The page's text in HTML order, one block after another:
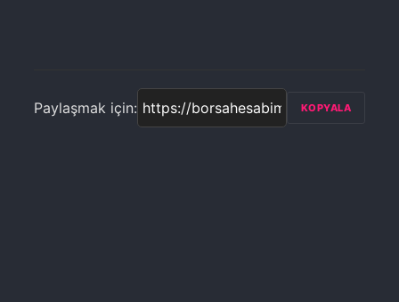
Paylaşmak için: KOPYALA